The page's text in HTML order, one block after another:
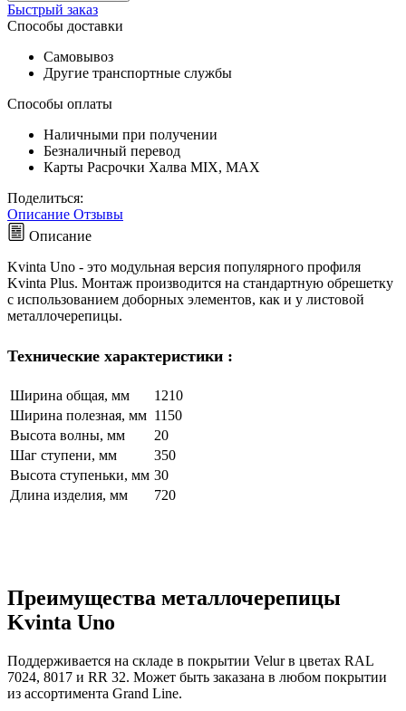
Быстрый заказ
Способы доставки
Самовывоз
Другие транспортные службы
Способы оплаты
Наличными при получении
Безналичный перевод
Карты Расрочки Халва MIX, MAX
Поделиться:
Описание Отзывы
Описание
Kvinta Uno - это модульная версия популярного профиля
Kvinta Plus. Монтаж производится на стандартную обрешетку
с использованием доборных элементов, как и у листовой
металлочерепицы.
Технические характеристики :
Ширина общая, мм
1210
Ширина полезная, мм 1150
Высота волны, мм
20
Шаг ступени, мм
350
Высота ступеньки, мм 30
Длина изделия, мм
720
Преимущества металлочерепицы
Kvinta Uno
Поддерживается на складе в покрытии Velur в цветах RAL
7024, 8017 и RR 32. Может быть заказана в любом покрытии
из ассортимента Grand Line.